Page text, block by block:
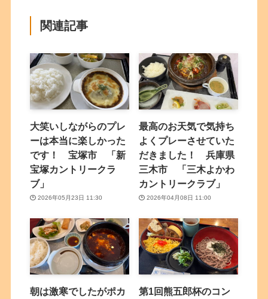
関連記事
大笑いしながらのプレ
ーは本当に楽しかった
です！ 宝塚市 「新
宝塚カントリークラ
ブ」
2026年05月23日 11:30
最高のお天気で気持ち
よくプレーさせていた
だきました！ 兵庫県
三木市 「三木よかわ
カントリークラブ」
2026年04月08日 11:00
朝は激寒でしたがポカ
第1回熊五郎杯のコン